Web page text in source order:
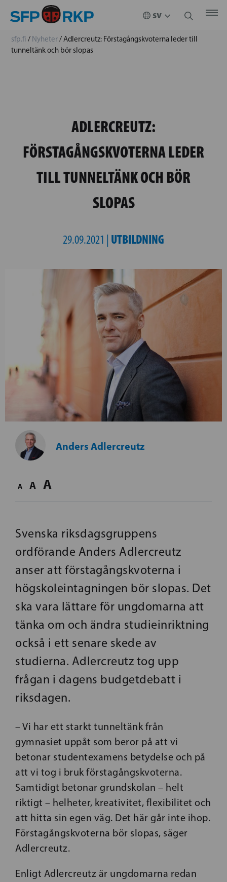
sfp.fi / Nyheter/Adlercreutz: Förstagångskvoterna leder till
tunneltänk och bör slopas
ADLERCREUTZ:
FÖRSTAGÅNGSKVOTERNA LEDER
TILL TUNNELTÄNK OCH BÖR
SLOPAS
29.09.2021 | UTBILDNING
Anders Adlercreutz
A A A
Svenska riksdagsgruppens
ordförande Anders Adlercreutz
anser att förstagångskvoterna i
högskoleintagningen bör slopas. Det
ska vara lättare för ungdomarna att
tänka om och ändra studieinriktning
också i ett senare skede av
studierna. Adlercreutz tog upp
frågan i dagens budgetdebatt i
riksdagen.
– Vi har ett starkt tunneltänk från
gymnasiet uppåt som beror på att vi
betonar studentexamens betydelse och på
att vi tog i bruk förstagångskvoterna.
Samtidigt betonar grundskolan – helt
riktigt – helheter, kreativitet, flexibilitet och
att hitta sin egen väg. Det här går inte ihop.
Förstagångskvoterna bör slopas, säger
Adlercreutz.
Enligt Adlercreutz är ungdomarna redan